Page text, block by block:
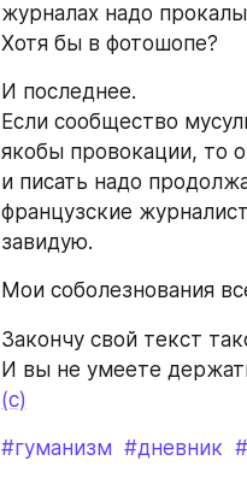
журналах надо
Хотя бы в фотошопе?
И последнее.
Если сообщество
якобы провокации, то
и писать надо
французские
завидую.
Мои соболезнования
Закончу свой текст
И вы не умеете
(с)
#гуманизм #дневник